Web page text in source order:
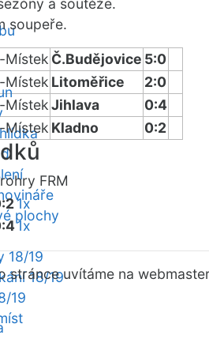
plochy
18/19
18/19
19
a soutěže.
soupeře.
Místek Č.Budějovice 5:0
Místek Litoměřice
2:0
MístekJihlava
0:4
Místek Kladno 0:2
FRM
1x
1x
stránce uvítáme na webmaster